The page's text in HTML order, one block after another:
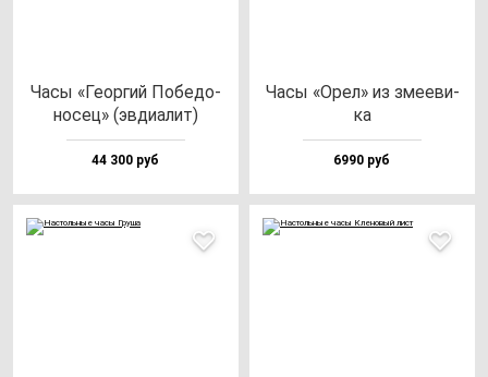
Часы «Геор­гий Побе­до­
но­сец» (эв­ди­алит)
44 300 руб
Часы «Орел» из зме­еви­
ка
6990 руб